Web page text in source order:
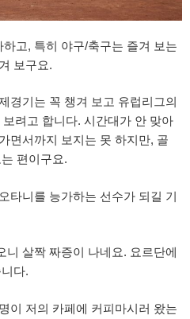
고, 특히 야구/축구는 즐겨 보는
보구요.
경기는 꼭 챙겨 보고 유럽리그의
보려고 합니다. 시간대가 안 맞아
면서까지 보지는 못 하지만, 골
편이구요.
타니를 능가하는 선수가 되길 기
니 살짝 짜증이 나네요. 요르단에
다.
이 저의 카페에 커피마시러 왔는